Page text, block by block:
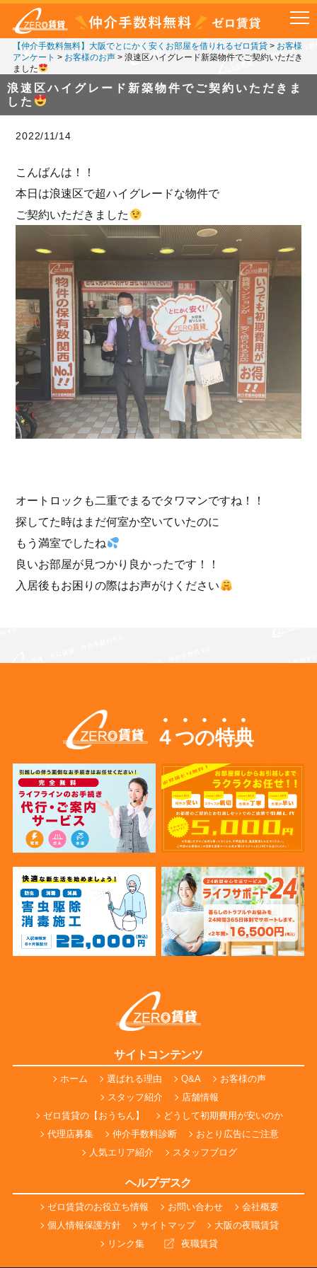
【仲介手数料無料】大阪でとにかく安くお部屋を借りれるゼロ賃貸> お客様
アンケート > お客様のお声> 浪速区ハイグレード新築物件でご契約いただき
ました
浪速区ハイグレード新築物件でご契約いただきま
した
2022/11/14
こんばんは！！
本日は浪速区で超ハイグレードな物件で
ご契約いただきました
オートロックも二重でまるでタワマンですね！！
探してた時はまだ何室か空いていたのに
もう満室でしたね
良いお部屋が見つかり良かったです！！
入居後もお困りの際はお声がけください
４つの特典
サイトコンテンツ
ホーム 選ばれる理由 Q&A
お客様の声
スタッフ紹介
店舗情報
ゼロ賃貸の【おうちん】
どうして初期費用が安いのか
代理店募集
仲介手数料診断
おとり広告にご注意
人気エリア紹介
スタッフブログ
ヘルプデスク
ゼロ賃貸のお役立ち情報 お問い合わせ
会社概要
個人情報保護方針
サイトマップ
大阪の夜職賃貸
リンク集
夜職賃貸